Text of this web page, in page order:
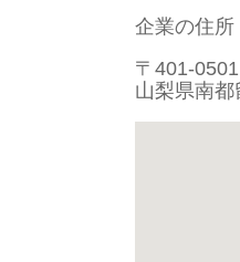
企業の住所
〒401-0501
山梨県南